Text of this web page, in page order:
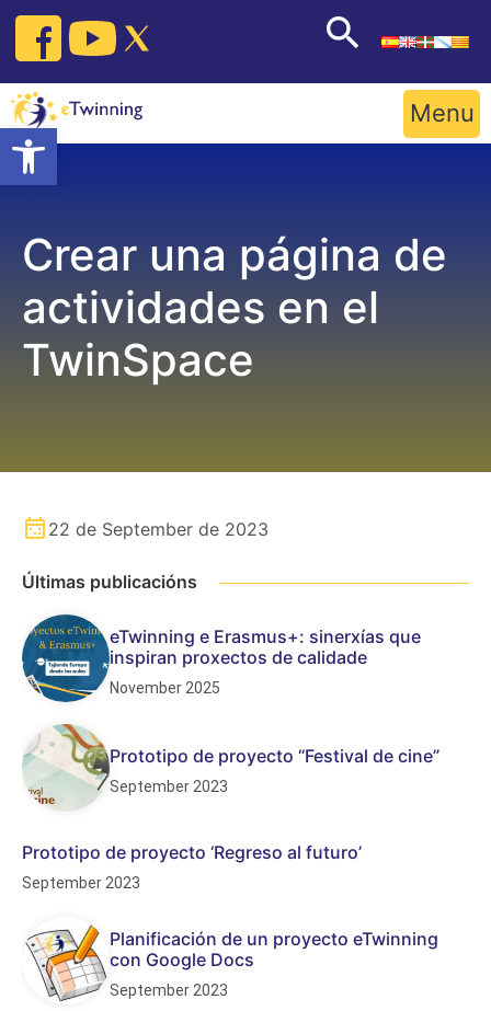
Open toolbar
Skip
content
Menu
Crear una página de
actividades en el
TwinSpace
22 de September de 2023
Últimas publicacións
eTwinning e Erasmus+: sinerxías que
inspiran proxectos de calidade
November 2025
Prototipo de proyecto “Festival de cine”
September 2023
Prototipo de proyecto ‘Regreso al futuro’
September 2023
Planificación de un proyecto eTwinning
con Google Docs
September 2023